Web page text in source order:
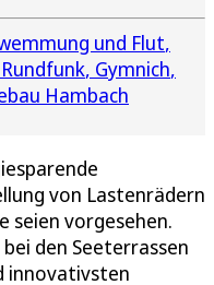
und Flut
Gymnich
Hambach
von Lastenrädern
seien vorgesehen.
den Seeterrassen
innovativsten